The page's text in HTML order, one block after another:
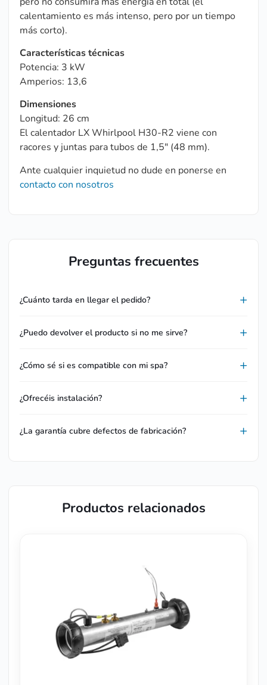
calentamiento es más intenso, pero por un tiempo
más corto).
Características técnicas
Potencia: 3 kW
Amperios: 13,6
Dimensiones
Longitud: 26 cm
El calentador LX Whirlpool H30-R2 viene con
racores y juntas para tubos de 1,5″ (48 mm).
Ante cualquier inquietud no dude en ponerse en
contacto con nosotros
Preguntas frecuentes
¿Cuánto tarda en llegar el pedido?
¿Puedo devolver el producto si no me sirve?
¿Cómo sé si es compatible con mi spa?
¿Ofrecéis instalación?
¿La garantía cubre defectos de fabricación?
Productos relacionados